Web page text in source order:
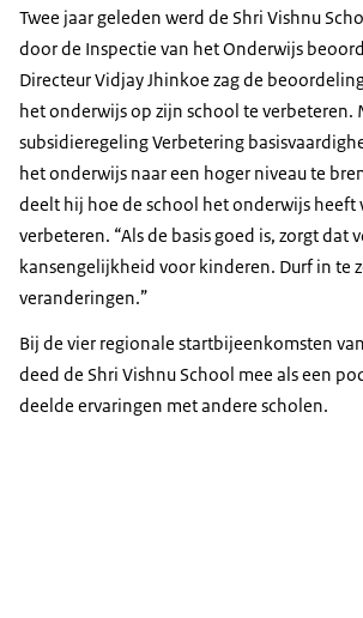
Twee jaar geleden werd de Shri Vishnu
door de Inspectie van het Onderwijs
Directeur Vidjay Jhinkoe zag de
het onderwijs op zijn school te verbeteren.
subsidieregeling Verbetering
het onderwijs naar een hoger niveau te
deelt hij hoe de school het onderwijs heeft
verbeteren. “Als de basis goed is, zorgt dat
kansengelijkheid voor kinderen. Durf in te
veranderingen.”
Bij de vier regionale startbijeenkomsten
deed de Shri Vishnu School mee als een
deelde ervaringen met andere scholen.